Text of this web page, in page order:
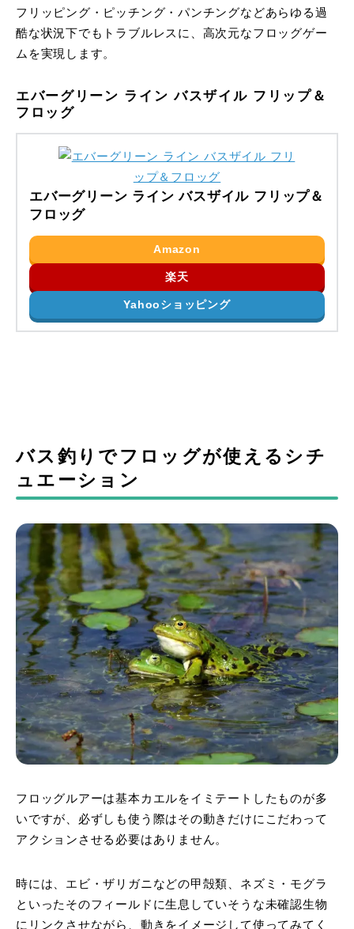
フリッピング・ピッチング・パンチングなどあらゆる過
酷な状況下でもトラブルレスに、高次元なフロッグゲー
ムを実現します。
エバーグリーン ライン バスザイル フリップ＆
フロッグ
エバーグリーン ライン バスザイル フリップ＆
フロッグ
Amazon
楽天
Yahooショッピング
バス釣りでフロッグが使えるシチ
ュエーション
フロッグルアーは基本カエルをイミテートしたものが多
いですが、必ずしも使う際はその動きだけにこだわって
アクションさせる必要はありません。
時には、エビ・ザリガニなどの甲殻類、ネズミ・モグラ
といったそのフィールドに生息していそうな未確認生物
にリンクさせながら、動きをイメージして使ってみてく